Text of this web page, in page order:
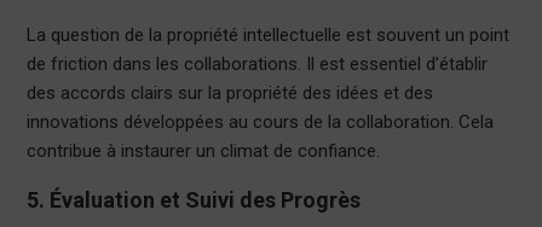
La question de la propriété intellectuelle est souvent un point
de friction dans les collaborations. Il est essentiel d’établir
des accords clairs sur la propriété des idées et des
innovations développées au cours de la collaboration. Cela
contribue à instaurer un climat de confiance.
5. Évaluation et Suivi des Progrès